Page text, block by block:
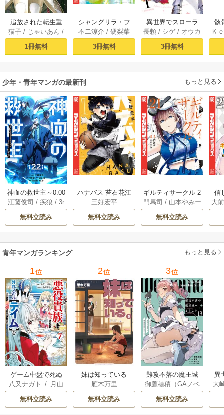
追放された転生重
騎士はゲーム知識
で無双する（１）
猫子 / じゃいあん /
武六甲理衣
1冊無料
シャングリラ・フ
ロンティア（１）
～クソゲーハン
ター、神ゲーに挑
不二涼介 /硬梨菜
3冊無料
異世界でスローラ
イフを（願望） 1
長頼 / シゲ / オウカ
3冊無料
骸
異
Ｋ
少年・青年マンガの最新刊 もっと見る
神血の救世主～0.00
000001％を引き当
て最強へ～【電子
書籍特典付】 22巻
江藤俊司 /疾狼 /3r
d Ie/Studio No.9
無料立読み
ハナバス 苔石花江
のバスケ論 7巻
三好宏平
無料立読み
ギルティサークル 2
1巻
門馬司 / 山本やみー
無料立読み
信
に
の
れ
メ
大
青年マンガランキング もっと見る
1位
ゲーム中盤で死ぬ
悪役貴族に転生し
たので、外れスキ
ル【テイム】を駆
八又ナガト / 月山
可也
無料立読み
2位
妹は知っている
雁木万里
無料立読み
3位
難攻不落の魔王城
へようこそ～デバ
フは不要と勇者パ
ーティーを追い出
御鷹穂積（GAノベ
ル／SBクリエイテ
ィブ刊）/蚕堂j1
無料立読み
異
は
大